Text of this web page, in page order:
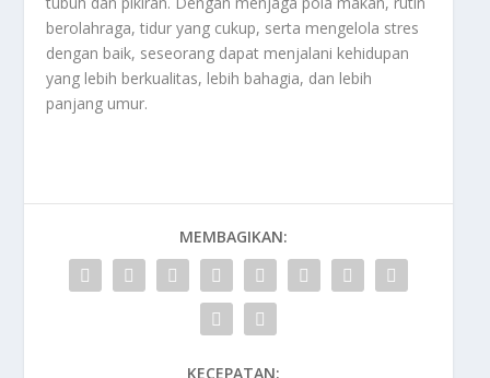
berolahraga, tidur yang cukup, serta mengelola stres
dengan baik, seseorang dapat menjalani kehidupan
yang lebih berkualitas, lebih bahagia, dan lebih
panjang umur.
MEMBAGIKAN:
KECEPATAN: